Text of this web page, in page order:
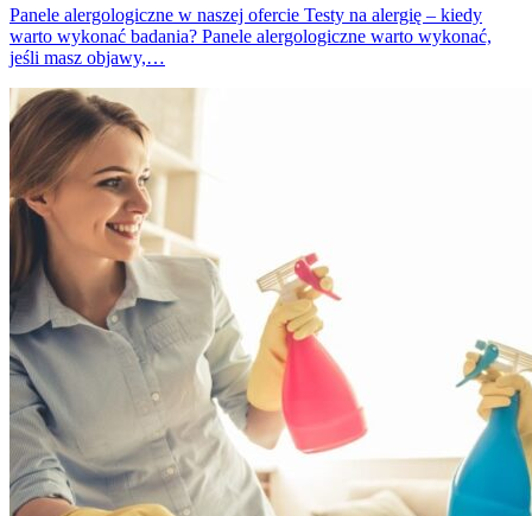
Panele alergologiczne w naszej ofercie Testy na alergię – kiedy
warto wykonać badania? Panele alergologiczne warto wykonać,
jeśli masz objawy,…